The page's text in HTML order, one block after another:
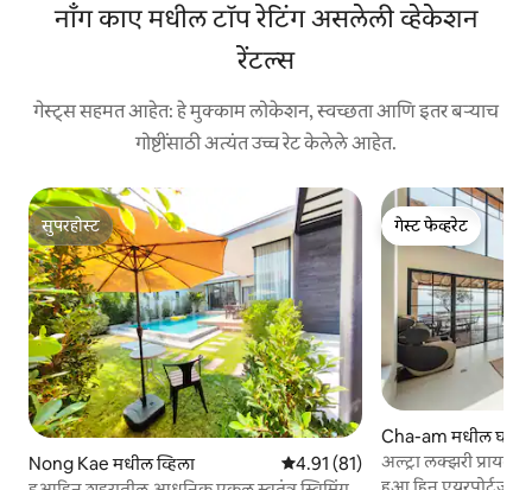
नॉंग काए मधील टॉप रेटिंग असलेली व्हेकेशन
रेंटल्स
गेस्ट्स सहमत आहेत: हे मुक्काम लोकेशन, स्वच्छता आणि इतर बऱ्याच
गोष्टींसाठी अत्यंत उच्च रेट केलेले आहेत.
सुपरहोस्ट
सुपरहोस्ट
Nong Kae मधील व्हिला 5 पैकी 4.91 सरासरी रेटिंग, 81 रिव्ह्यूज
4.91 (81)
गेस्ट फेव्हरेट
गेस्ट फेव्हरेट
Cha-am मधील घर
अल्ट्रा लक्झरी
व्हिला